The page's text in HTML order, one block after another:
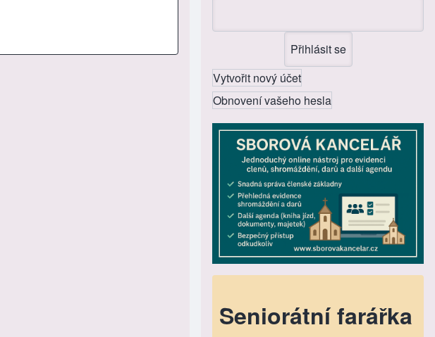
Vytvořit nový účet
Obnovení vašeho hesla
Seniorátní farářka